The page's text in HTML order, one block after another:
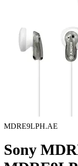
MDRE9LPH.AE
Sony